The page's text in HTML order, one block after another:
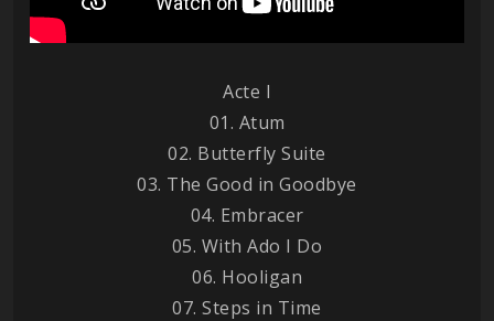
Acte I
01. Atum
02. Butterfly Suite
03. The Good in Goodbye
04. Embracer
05. With Ado I Do
06. Hooligan
07. Steps in Time